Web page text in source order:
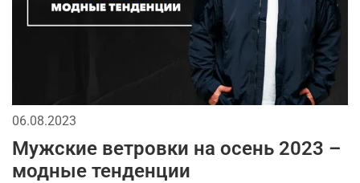
06.08.2023
Мужские ветровки на осень 2023 –
модные тенденции